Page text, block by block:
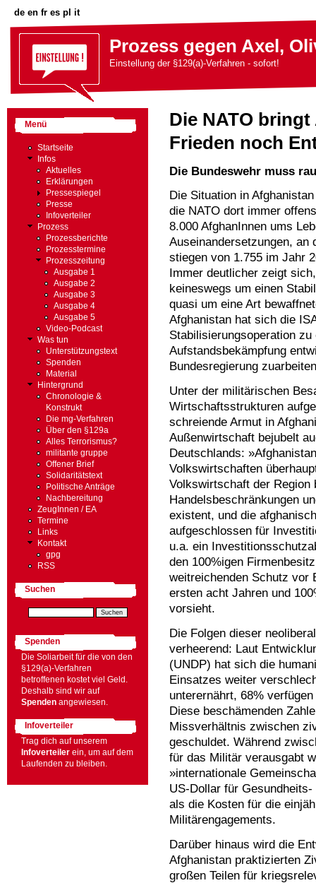
de en fr es pl it
Prozess gegen Axel,
Einstellung der §129(a)-Verfahren - sofort!
Die NATO
Frieden noch
Die Bundeswehr muss
Die Situation in
die NATO dort immer
8.000 AfghanInnen ums
Auseinandersetzungen, an
stiegen von 1.755 im Jahr
Immer deutlicher zeigt
keineswegs um einen
quasi um eine Art
Afghanistan hat sich die
Stabilisierungsoperation
Aufstandsbekämpfung
Bundesregierung
Unter der militärischen
Wirtschaftsstrukturen
schreiende Armut in
Außenwirtschaft bejubelt
Deutschlands:
Volkswirtschaften
Volkswirtschaft der Region
Handelsbeschränkungen
existent, und die
aufgeschlossen für
u.a. ein
den 100%igen
weitreichenden Schutz vor
ersten acht Jahren und
vorsieht.
Die Folgen dieser
verheerend: Laut
(UNDP) hat sich die
Einsatzes weiter
unterernährt, 68%
Diese beschämenden
Missverhältnis zwischen
geschuldet. Während
für das Militär verausgabt
»internationale
US-Dollar für
als die Kosten für die
Militärengagements.
Darüber hinaus wird die
Afghanistan praktizierten
großen Teilen für
Menü
Startseite
Infos
Aktuelles
Erklärungen
Pressespiegel
Presse
Infoverteiler
Prozess
Prozessberichte
Prozesstermine
Prozesszeitung
Ausgabe 1
Ausgabe 2
Ausgabe 3
Ausgabe 4
Ausgabe 5
Video-Podcast
Was tun
Unterstützungstext
Spenden
Material
Hintergrund
Chronologie &
Konstrukt
Die mg-Verfahren
Über den §129a
Alles Terrorismus?
militante gruppe
Offener Brief
Solidaritätstext
Politische Anträge
Nachbereitung
ZeugInnen / EA
Termine
Links
Kontakt
gpg
RSS
Suchen
Spenden
Die Soliarbeit für die von den
§129(a)-Verfahren
betroffenen kostet viel Geld.
Deshalb sind wir auf
Spenden angewiesen.
Infoverteiler
Trag dich auf unserem
Infoverteiler ein, um auf dem
Laufenden zu bleiben.